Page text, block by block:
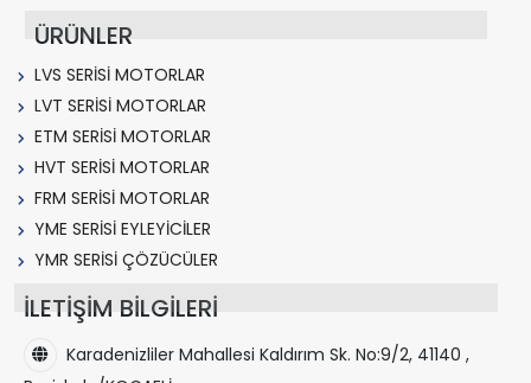
ÜRÜNLER
LVS SERİSİ MOTORLAR
LVT SERİSİ MOTORLAR
ETM SERİSİ MOTORLAR
HVT SERİSİ MOTORLAR
FRM SERİSİ MOTORLAR
YME SERİSİ EYLEYİCİLER
YMR SERİSİ ÇÖZÜCÜLER
İLETİŞİM BİLGİLERİ
Karadenizliler Mahallesi Kaldırım Sk. No:9/2, 41140 ,